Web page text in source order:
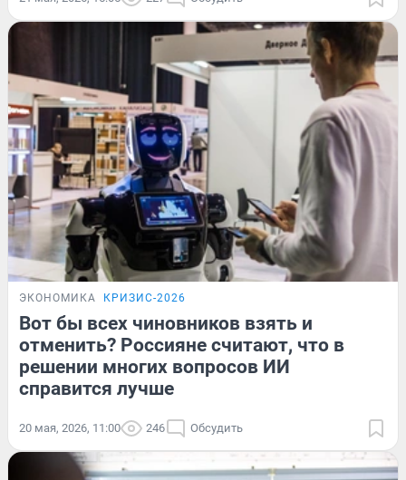
ЭКОНОМИКА КРИЗИС-2026
Вот бы всех чиновников взять и
отменить? Россияне считают, что в
решении многих вопросов ИИ
справится лучше
20 мая, 2026, 11:00 246 Обсудить